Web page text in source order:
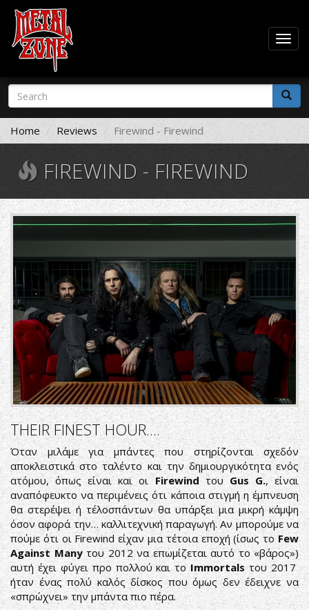
Skip
main
content
Search
form
Search
Home Reviews Firewind - Firewind
FIREWIND - FIREWIND
FW_WTTE_P02.jpg
THEIR FINEST HOUR....
Όταν μιλάμε για μπάντες που στηρίζονται σχεδόν
αποκλειστικά στο ταλέντο και την δημιουργικότητα ενός
ατόμου, όπως είναι και οιFirewind του Gus G., είναι
αναπόφευκτο να περιμένεις ότι κάποια στιγμή η έμπνευση
θα στερέψει ή τέλοσπάντων θα υπάρξει μια μικρή κάμψη
όσον αφορά την… καλλιτεχνική παραγωγή. Αν μπορούμε να
πούμε ότι οι Firewind είχαν μια τέτοια εποχή (ίσως τοFew
Against Manyτου 2012 να επωμίζεται αυτό το «βάρος»)
αυτή έχει φύγει προ πολλού και τοImmortalsτου 2017
ήταν ένας πολύ καλός δίσκος που όμως δεν έδειχνε να
«σπρώχνει» την μπάντα πιο πέρα.